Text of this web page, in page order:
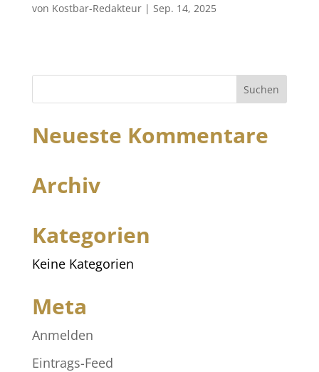
von Kostbar-Redakteur| Sep. 14, 2025
Neueste Kommentare
Archiv
Kategorien
Keine Kategorien
Meta
Anmelden
Eintrags-Feed